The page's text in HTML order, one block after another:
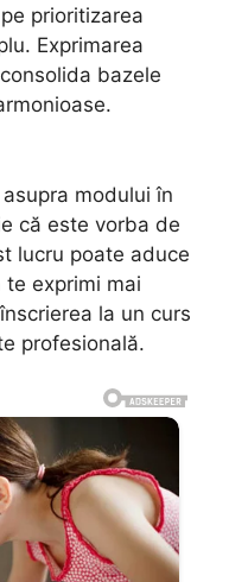
prioritizarea
Exprimarea
bazele
modului în
că este vorba de
lucru poate aduce
exprimi mai
la un curs
profesională.